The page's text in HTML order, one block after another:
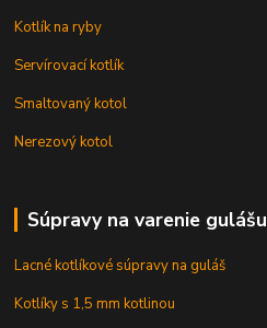
Kotlík na ryby
Servírovací kotlík
Smaltovaný kotol
Nerezový kotol
Súpravy na varenie gulášu
Lacné kotlíkové súpravy na guláš
Kotlíky s 1,5 mm kotlinou